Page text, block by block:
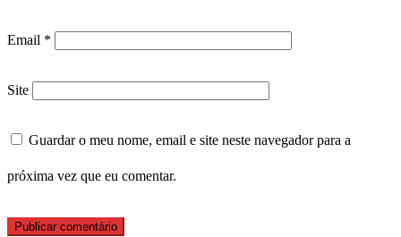
Email *
Site
Guardar o meu nome, email e site neste navegador para a
próxima vez que eu comentar.